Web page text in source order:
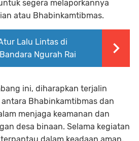
segera melaporkannya
atau Bhabinkamtibmas.
Lalu Lintas di
Ngurah Rai
ini, diharapkan terjalin
Bhabinkamtibmas dan
menjaga keamanan dan
desa binaan. Selama kegiatan